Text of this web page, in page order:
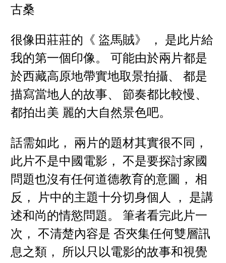
古桑
很像田莊莊的《 盜馬賊》 ， 是此片給
我的第一個印像。 可能由於兩片都是
於西藏高原地帶實地取景拍攝、 都是
描寫當地人的故事、 節奏都比較慢、
都拍出美 麗的大自然景色吧。
話需如此， 兩片的題材其實很不同，
此片不是中國電影， 不是要探討家國
問題也沒有任何道德教育的意圖， 相
反， 片中的主題十分切身個人 ， 是講
述和尚的情慾問題。 筆者看完此片一
次， 不清楚內容是 否夾集任何雙層訊
息之類， 所以只以電影的故事和視覺